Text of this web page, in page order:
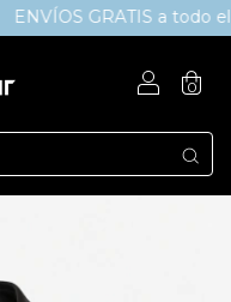
ENVÍOS GRATIS a todo el
0